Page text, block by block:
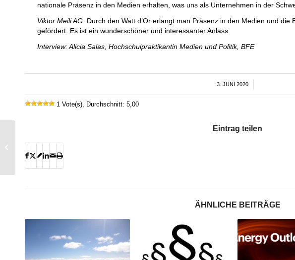
nationale Präsenz in den Medien erhalten, was uns als Unternehmen in der
Viktor Meili AG: Durch den Watt d’Or erlangt man Präsenz in den Medien und
gefördert. Es ist ein wunderschöner und interessanter Anlass.
Interview: Alicia Salas, Hochschulpraktikantin Medien und Politik, BFE
3. JUNI 2020
/
1 Vote(s), Durchschnitt: 5,00
Eintrag teilen
ÄHNLICHE BEITRÄGE
Vorschau auf die
Sommersession 2020